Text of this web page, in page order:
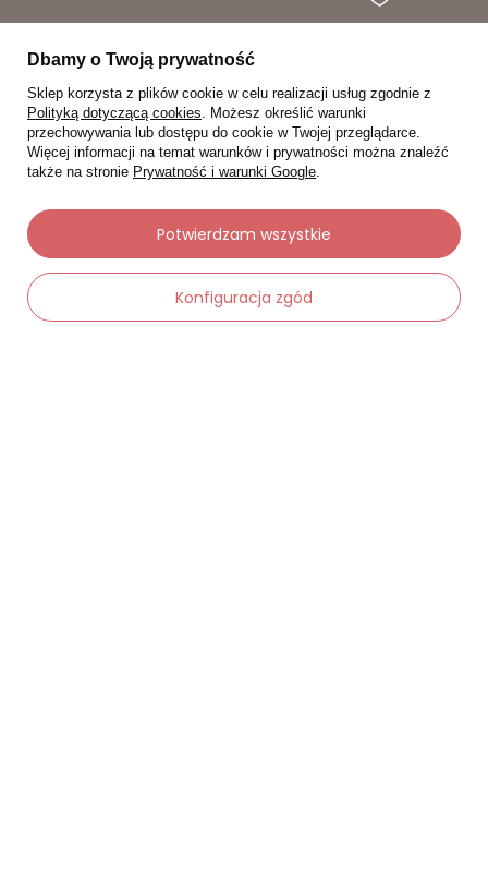
Dbamy o Twoją prywatność
Sklep korzysta z plików cookie w celu realizacji usług zgodnie z
Polityką dotyczącą cookies. Możesz określić warunki
przechowywania lub dostępu do cookie w Twojej przeglądarce.
Więcej informacji na temat warunków i prywatności można znaleźć
także na stronie Prywatność i warunki Google.
Konfiguracja zgód
Potwierdzam wszystkie